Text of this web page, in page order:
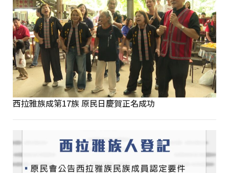
西拉雅族成第17族 原民日慶賀正名成功